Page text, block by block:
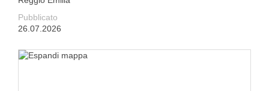
Pubblicato
26.07.2026